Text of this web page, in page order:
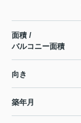
面積 /
バルコニー面積
向き
築年月